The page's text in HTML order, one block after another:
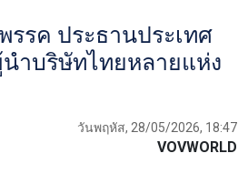
รรค ประธานประเทศ
ำบริษัทไทยหลายแห่ง
วันพฤหัส, 28/05/2026, 18:47
VOVWORLD